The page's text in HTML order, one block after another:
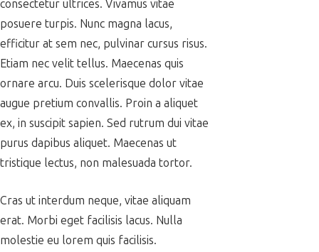
consectetur ultrices. Vivamus vitae
posuere turpis. Nunc magna lacus,
efficitur at sem nec, pulvinar cursus risus.
Etiam nec velit tellus. Maecenas quis
ornare arcu. Duis scelerisque dolor vitae
augue pretium convallis. Proin a aliquet
ex, in suscipit sapien. Sed rutrum dui vitae
purus dapibus aliquet. Maecenas ut
tristique lectus, non malesuada tortor.
Cras ut interdum neque, vitae aliquam
erat. Morbi eget facilisis lacus. Nulla
molestie eu lorem quis facilisis.